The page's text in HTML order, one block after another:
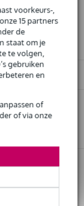
voorkeurs-,
15 partners
de
staat om je
te volgen,
gebruiken
en
of
of via onze
en meer